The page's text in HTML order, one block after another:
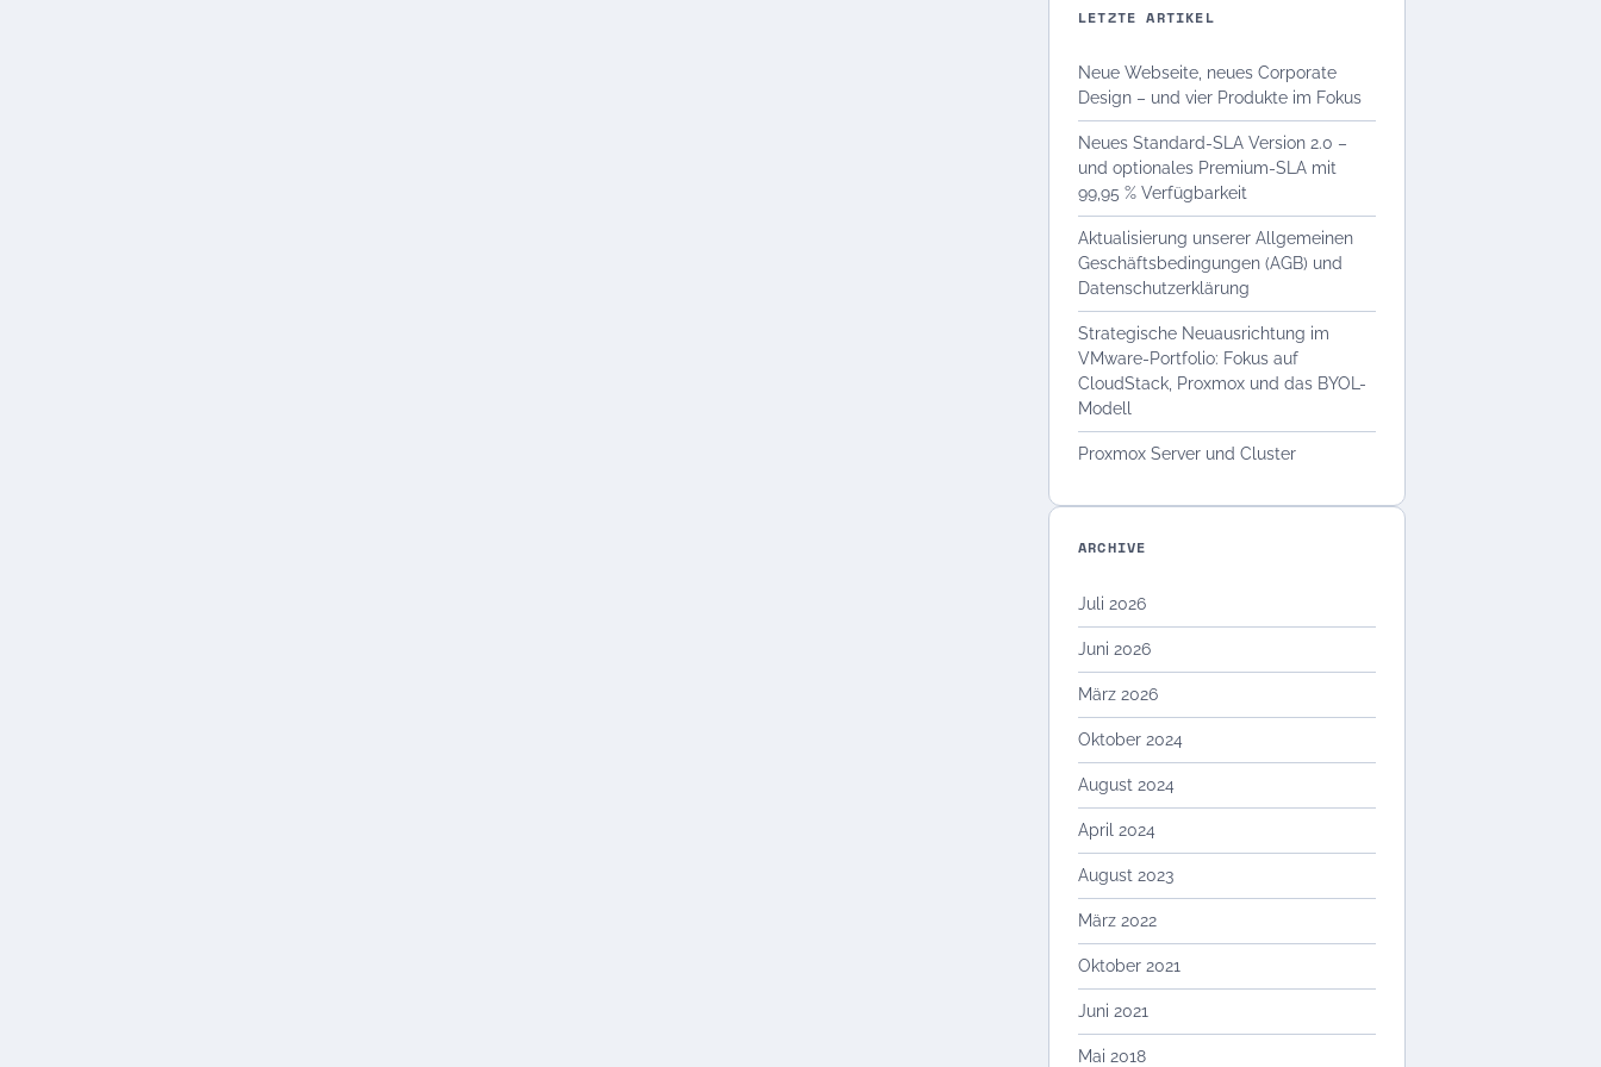
LETZTE ARTIKEL
Neue Webseite, neues Corporate
Design – und vier Produkte im Fokus
Neues Standard-SLA Version 2.0 –
und optionales Premium-SLA mit
99,95 % Verfügbarkeit
Aktualisierung unserer Allgemeinen
Geschäftsbedingungen (AGB) und
Datenschutzerklärung
Strategische Neuausrichtung im
VMware-Portfolio: Fokus auf
CloudStack, Proxmox und das BYOL-
Modell
Proxmox Server und Cluster
ARCHIVE
Juli 2026
Juni 2026
März 2026
Oktober 2024
August 2024
April 2024
August 2023
März 2022
Oktober 2021
Juni 2021
Mai 2018